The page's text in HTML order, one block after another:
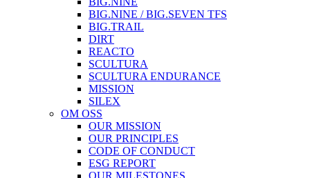
BIG.NINE / BIG.SEVEN TFS
BIG.TRAIL
DIRT
REACTO
SCULTURA
SCULTURA ENDURANCE
MISSION
SILEX
OM OSS
OUR MISSION
OUR PRINCIPLES
CODE OF CONDUCT
ESG REPORT
OUR MILESTONES